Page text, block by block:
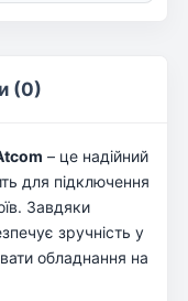
(0)
– це надійний
для підключення
Завдяки
зручність у
обладнання на